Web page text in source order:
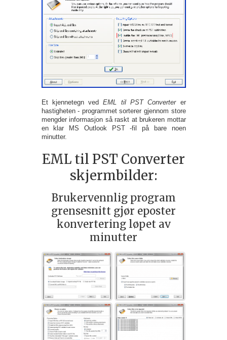
Et kjennetegn vedEML til PST Converterer
hastigheten - programmet sorterer gjennom store
mengder informasjon så raskt at brukeren mottar
en klar MS Outlook PST -fil på bare noen
minutter.
EML til PST Converter
skjermbilder:
Brukervennlig program
grensesnitt gjør eposter
konvertering løpet av
minutter